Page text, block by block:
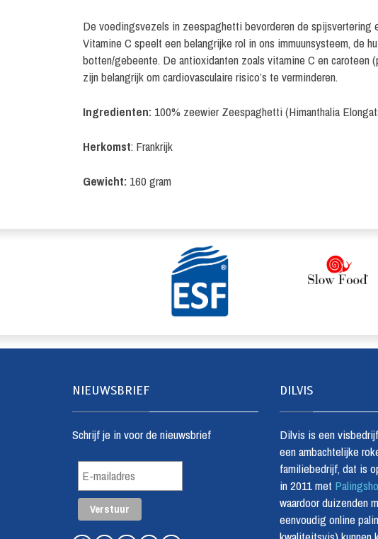
De voedingsvezels in zeespaghetti bevorderen de spijsvertering
Vitamine C speelt een belangrijke rol in ons immuunsysteem, de
botten/gebeente. De antioxidanten zoals vitamine C en caroteen
zijn belangrijk om cardiovasculaire risico’s te verminderen.
Ingredienten: 100% zeewier Zeespaghetti (Himanthalia
Herkomst: Frankrijk
Gewicht: 160 gram
NIEUWSBRIEF
Schrijf je in voor de nieuwsbrief
DILVIS
Dilvis is een
een ambachtelijke
familiebedrijf, dat is
in 2011 met
waardoor duizenden
eenvoudig online